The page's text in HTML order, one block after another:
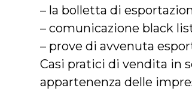
– la bolletta di
– comunicazione black
– prove di avvenuta
Casi pratici di vendita in
appartenenza delle